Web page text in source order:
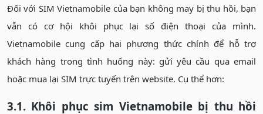
Đối với SIM Vietnamobile của bạn không may bị thu hồi, bạn
vẫn có cơ hội khôi phục lại số điện thoại của mình.
Vietnamobile cung cấp hai phương thức chính để hỗ trợ
khách hàng trong tình huống này: gửi yêu cầu qua email
hoặc mua lại SIM trực tuyến trên website. Cụ thể hơn:
3.1. Khôi phục sim Vietnamobile bị thu hồi